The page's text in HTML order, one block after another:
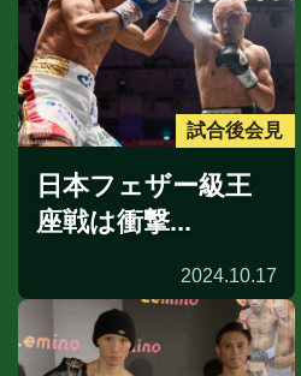
試合後会見
日本フェザー級王
座戦は衝撃...
2024.10.17